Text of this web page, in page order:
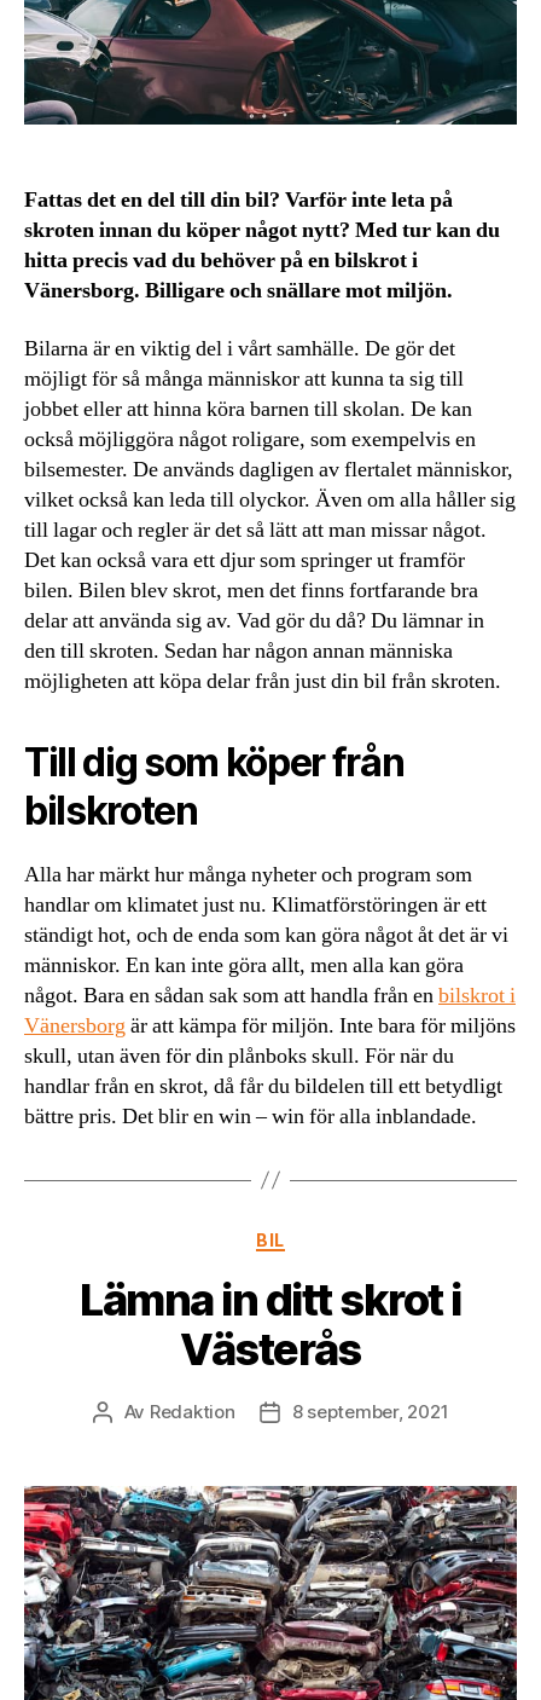
Fattas det en del till din bil? Varför inte leta på
skroten innan du köper något nytt? Med tur kan du
hitta precis vad du behöver på en bilskrot i
Vänersborg. Billigare och snällare mot miljön.
Bilarna är en viktig del i vårt samhälle. De gör det
möjligt för så många människor att kunna ta sig till
jobbet eller att hinna köra barnen till skolan. De kan
också möjliggöra något roligare, som exempelvis en
bilsemester. De används dagligen av flertalet människor,
vilket också kan leda till olyckor. Även om alla håller sig
till lagar och regler är det så lätt att man missar något.
Det kan också vara ett djur som springer ut framför
bilen. Bilen blev skrot, men det finns fortfarande bra
delar att använda sig av. Vad gör du då? Du lämnar in
den till skroten. Sedan har någon annan människa
möjligheten att köpa delar från just din bil från skroten.
Till dig som köper från
bilskroten
Alla har märkt hur många nyheter och program som
handlar om klimatet just nu. Klimatförstöringen är ett
ständigt hot, och de enda som kan göra något åt det är vi
människor. En kan inte göra allt, men alla kan göra
något. Bara en sådan sak som att handla från enbilskrot i
Vänersborgär att kämpa för miljön. Inte bara för miljöns
skull, utan även för din plånboks skull. För när du
handlar från en skrot, då får du bildelen till ett betydligt
bättre pris. Det blir en win – win för alla inblandade.
Kategorier
BIL
Lämna in ditt skrot i
Västerås
Inläggsförfattare
Av Redaktion Inläggsdatum
8 september, 2021